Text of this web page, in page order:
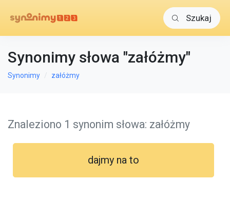
Szukaj
Synonimy słowa "załóżmy"
Synonimy załóżmy
Znaleziono 1 synonim słowa: załóżmy
dajmy na to